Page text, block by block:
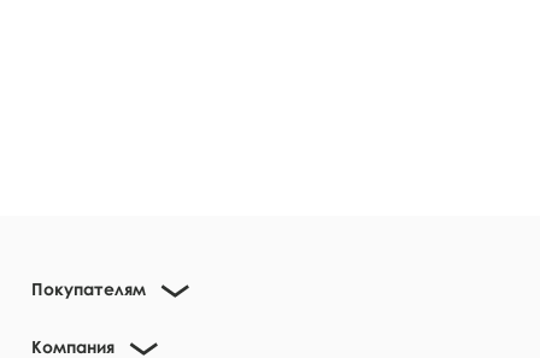
Покупателям
Компания